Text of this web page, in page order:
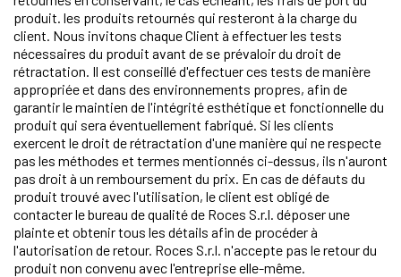
produit. les produits retournés qui resteront à la charge du
client. Nous invitons chaque Client à effectuer les tests
nécessaires du produit avant de se prévaloir du droit de
rétractation. Il est conseillé d'effectuer ces tests de manière
appropriée et dans des environnements propres, afin de
garantir le maintien de l'intégrité esthétique et fonctionnelle du
produit qui sera éventuellement fabriqué. Si les clients
exercent le droit de rétractation d'une manière qui ne respecte
pas les méthodes et termes mentionnés ci-dessus, ils n'auront
pas droit à un remboursement du prix. En cas de défauts du
produit trouvé avec l'utilisation, le client est obligé de
contacter le bureau de qualité de Roces S.r.l. déposer une
plainte et obtenir tous les détails afin de procéder à
l'autorisation de retour. Roces S.r.l. n'accepte pas le retour du
produit non convenu avec l'entreprise elle-même.